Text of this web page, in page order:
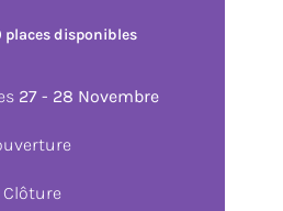
places disponibles
27 - 28 Novembre
Clôture